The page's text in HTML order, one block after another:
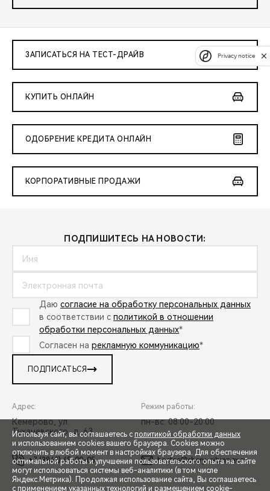
СПЕЦПРЕДЛОЖЕНИЯ
ЗАПИСАТЬСЯ НА ТЕСТ-ДРАЙВ
КУПИТЬ ОНЛАЙН
ОДОБРЕНИЕ КРЕДИТА ОНЛАЙН
КОРПОРАТИВНЫЕ ПРОДАЖИ
ПОДПИШИТЕСЬ НА НОВОСТИ:
Даю согласие на обработку персональных данных
в соответствии с политикой в отношении
обработки персональных данных*
Согласен на рекламную коммуникацию*
ПОДПИСАТЬСЯ
Адрес:
Кемерово, ул.
Тухачевского, д. 63
Режим работы:
пн-вс: 08:00-20:00
+7 (3842) 45-00-05 hostes@chery-sibinpex.ru
Используя сайт, вы соглашаетесь с политикой обработки данных
и использованием cookies вашего браузера. Cookies можно
отключить в любой момент в настройках браузера. Для обеспечения
оптимальной работы и улучшения пользовательского опыта на сайте
могут использоваться системы веб-аналитики (в том числе
Яндекс.Метрика). Продолжая использование сайта, Вы соглашаетесь
с применением указанных технологий и размещением cookie-
Privacy notice